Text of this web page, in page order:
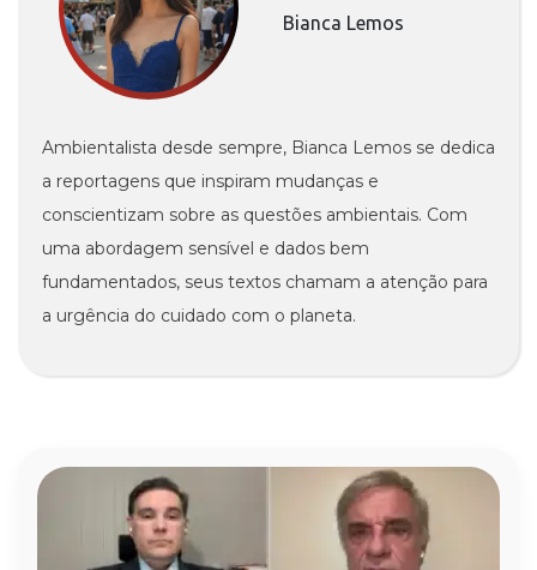
Bianca Lemos
Ambientalista desde sempre, Bianca Lemos se dedica
a reportagens que inspiram mudanças e
conscientizam sobre as questões ambientais. Com
uma abordagem sensível e dados bem
fundamentados, seus textos chamam a atenção para
a urgência do cuidado com o planeta.